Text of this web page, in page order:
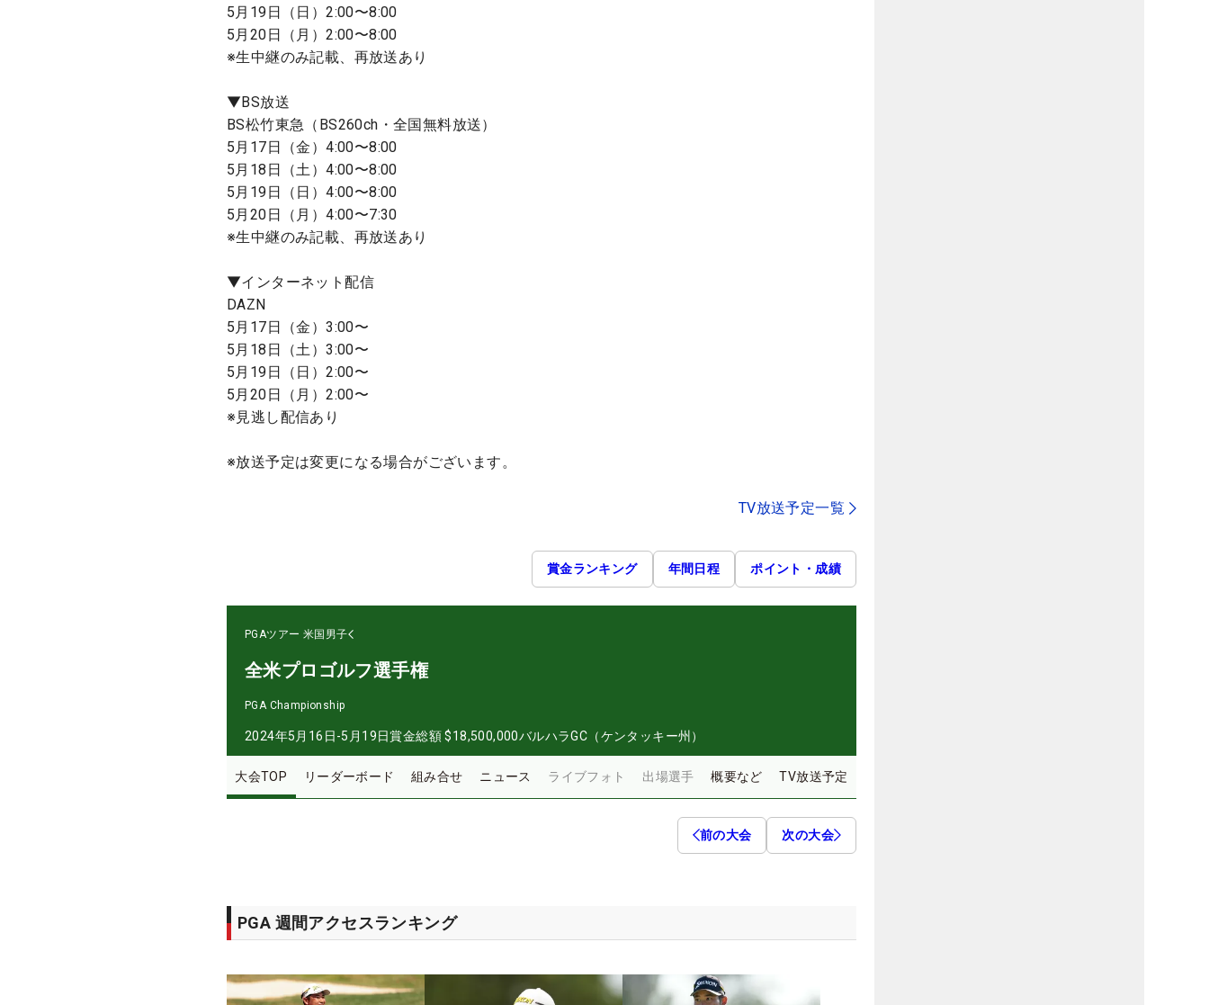
5月19日（日）2:00〜8:00
5月20日（月）2:00〜8:00
※生中継のみ記載、再放送あり
▼BS放送
BS松竹東急（BS260ch・全国無料放送）
5月17日（金）4:00〜8:00
5月18日（土）4:00〜8:00
5月19日（日）4:00〜8:00
5月20日（月）4:00〜7:30
※生中継のみ記載、再放送あり
▼インターネット配信
DAZN
5月17日（金）3:00〜
5月18日（土）3:00〜
5月19日（日）2:00〜
5月20日（月）2:00〜
※見逃し配信あり
※放送予定は変更になる場合がございます。
TV放送予定一覧
賞金ランキング 年間日程 ポイント・成績
PGAツアー 米国男子
全米プロゴルフ選手権
PGA Championship
2024年5月16日-5月19日賞金総額 $18,500,000バルハラGC（ケンタッキー州）
大会TOP リーダーボード 組み合せ ニュース ライブフォト 出場選手 概要など TV放送予定
前の大会 次の大会
PGA 週間アクセスランキング